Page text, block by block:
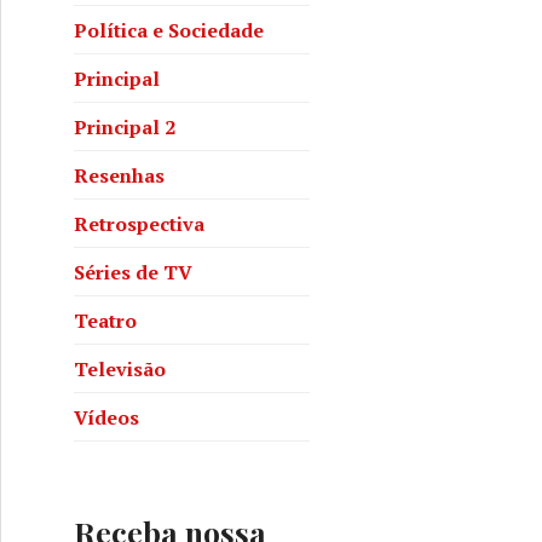
Política e Sociedade
Principal
Principal 2
Resenhas
Retrospectiva
Séries de TV
Teatro
Televisão
Vídeos
Receba nossa